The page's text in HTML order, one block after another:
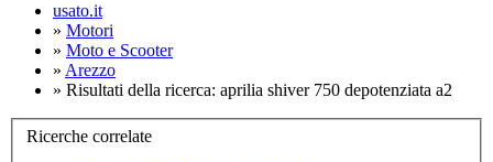
usato.it
» Motori
» Moto e Scooter
» Arezzo
» Risultati della ricerca: aprilia shiver 750 depotenziata a2
Ricerche correlate